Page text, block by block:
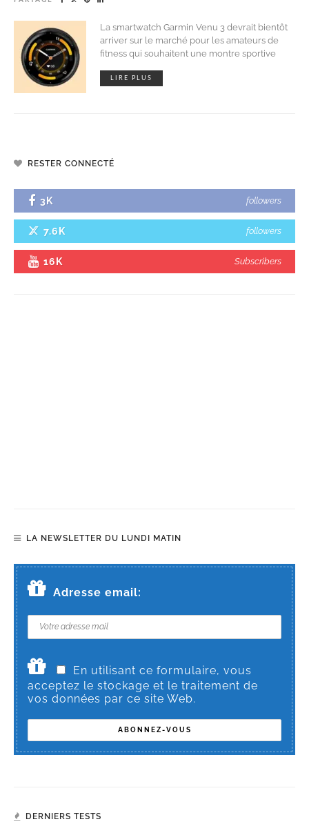
La smartwatch Garmin Venu 3 devrait bientôt
arriver sur le marché pour les amateurs de
fitness qui souhaitent une montre sportive
LIRE PLUS
RESTER CONNECTÉ
3K followers
7.6K followers
16K Subscribers
LA NEWSLETTER DU LUNDI MATIN
Adresse email:
En utilisant ce formulaire, vous
acceptez le stockage et le traitement de
vos données par ce site Web.
DERNIERS TESTS